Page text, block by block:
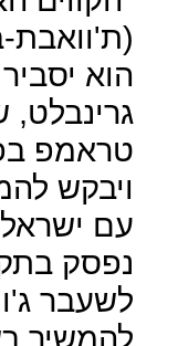
הוא
גרינבלט,
טראמפ
ויבקש
עם
נפסק
לשעבר
להמשיך